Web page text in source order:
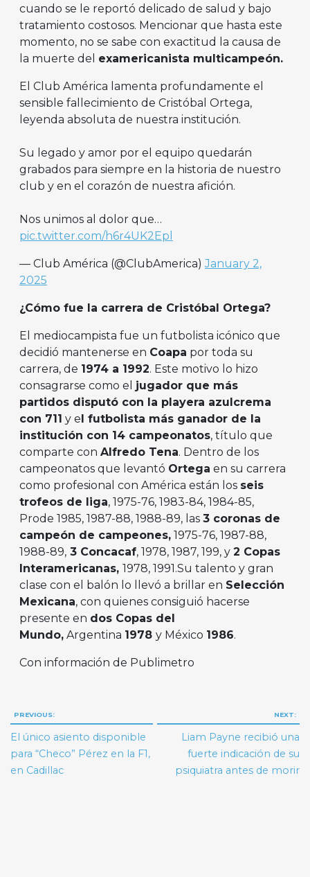
cuando se le reportó delicado de salud y bajo
tratamiento costosos. Mencionar que hasta este
momento, no se sabe con exactitud la causa de
la muerte del examericanista multicampeón.
El Club América lamenta profundamente el
sensible fallecimiento de Cristóbal Ortega,
leyenda absoluta de nuestra institución.
Su legado y amor por el equipo quedarán
grabados para siempre en la historia de nuestro
club y en el corazón de nuestra afición.
Nos unimos al dolor que…
pic.twitter.com/h6r4UK2Epl
— Club América (@ClubAmerica)January 2,
2025
¿Cómo fue la carrera de Cristóbal Ortega?
El mediocampista fue un futbolista icónico que
decidió mantenerse en Coapa por toda su
carrera, de 1974 a 1992. Este motivo lo hizo
consagrarse como el jugador que más
partidos disputó con la playera azulcrema
con 711 y e l futbolista más ganador de la
institución con 14 campeonatos, título que
comparte con Alfredo Tena. Dentro de los
campeonatos que levantó Ortega en su carrera
como profesional con América están los seis
trofeos de liga, 1975-76, 1983-84, 1984-85,
Prode 1985, 1987-88, 1988-89, las 3 coronas de
campeón de campeones, 1975-76, 1987-88,
1988-89, 3 Concacaf, 1978, 1987, 199, y 2 Copas
Interamericanas, 1978, 1991.Su talento y gran
clase con el balón lo llevó a brillar en Selección
Mexicana, con quienes consiguió hacerse
presente en dos Copas del
Mundo, Argentina 1978 y México 1986.
Con información de Publimetro
Navegación
de
entradas
PREVIOUS:
El único asiento disponible
para “Checo” Pérez en la F1,
en Cadillac
NEXT:
Liam Payne recibió una
fuerte indicación de su
psiquiatra antes de morir